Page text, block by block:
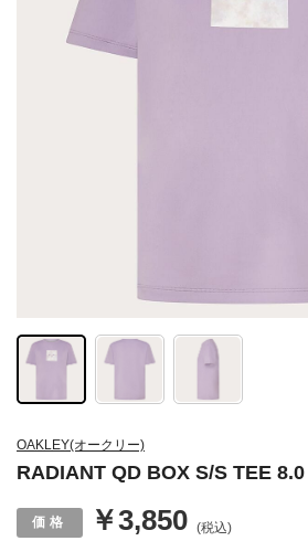
OAKLEY(オークリー)
RADIANT QD BOX S/S TEE 8.0
￥3,850 (税込)